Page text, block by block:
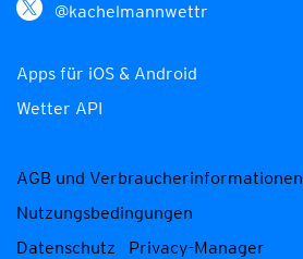
@kachelmannwettr
Apps für iOS & Android
Wetter API
AGB und Verbraucherinformationen
Nutzungsbedingungen
Datenschutz
Privacy-Manager